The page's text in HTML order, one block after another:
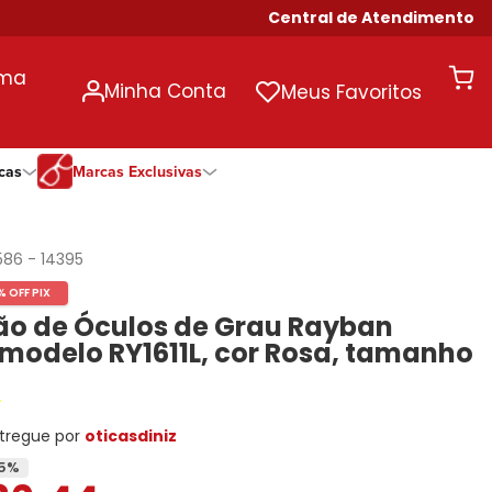
Central de Atendimento
Minha Conta Meus Favoritos
Ono
Todas Exclusivas
Ono
Todas Exclusivas
Todas as Durações
Ono
Marcas Exclusivas
-14395
OFF PIX
de Óculos de Grau Rayban
RY1611L, cor Rosa, tamanho
por oticasdiniz
%